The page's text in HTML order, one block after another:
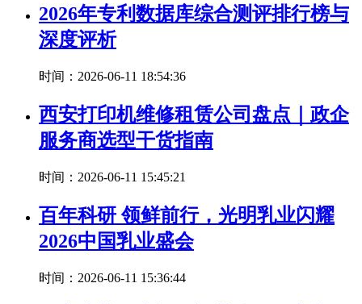
2026年专利数据库综合测评排行榜与
深度评析
时间：2026-06-11 18:54:36
西安打印机维修租赁公司盘点｜政企
服务商选型干货指南
时间：2026-06-11 15:45:21
百年科研 领鲜前行，光明乳业闪耀
2026中国乳业盛会
时间：2026-06-11 15:36:44